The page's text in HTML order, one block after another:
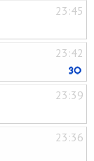
23:45
23:42
23:39
23:36